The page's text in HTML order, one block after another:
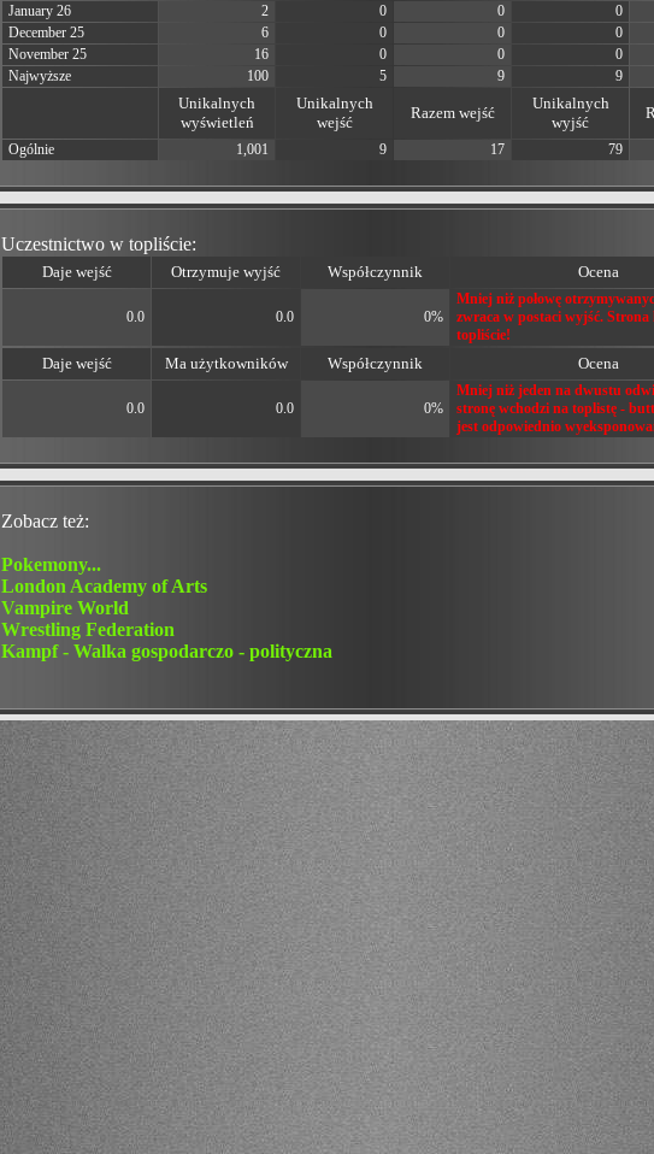
January 26
2 0 0 0
December 25
6 0 0 0
November 25
16 0 0 0
Najwyższe
100 5 9 9
Unikalnych
wyświetleń
Unikalnych
wejść
Razem wejść
Unikalnych
wyjść
Ogólnie 1,001 9 17 79
Uczestnictwo w topliście:
Daje wejść Otrzymuje wyjść Współczynnik Ocena
0.0 0.0 0%
Mniej niż połowę
zwraca w postaci wyjść. Strona
topliście!
Daje wejść Ma użytkowników Współczynnik Ocena
0.0 0.0 0%
Mniej niż jeden na dwustu
stronę wchodzi na toplistę -
jest odpowiednio
Zobacz też:
Pokemony...
London Academy of Arts
Vampire World
Wrestling Federation
Kampf - Walka gospodarczo - polityczna